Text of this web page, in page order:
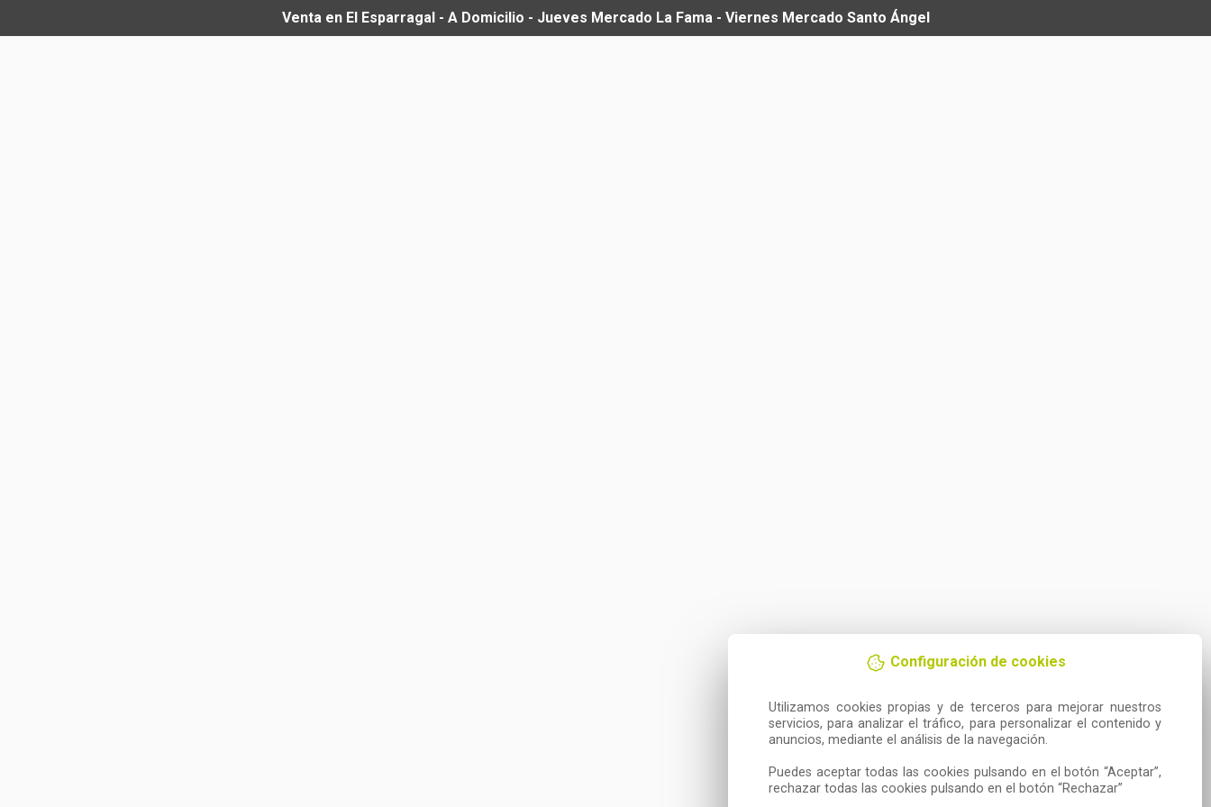
Configuración de cookies
Utilizamos cookies propias y de terceros para mejorar nuestros
servicios, para analizar el tráfico, para personalizar el contenido y
anuncios, mediante el análisis de la navegación.
Puedes aceptar todas las cookies pulsando en el botón “Aceptar”,
rechazar todas las cookies pulsando en el botón “Rechazar”
Venta en El Esparragal - A Domicilio - Jueves Mercado La Fama - Viernes Mercado Santo Ángel